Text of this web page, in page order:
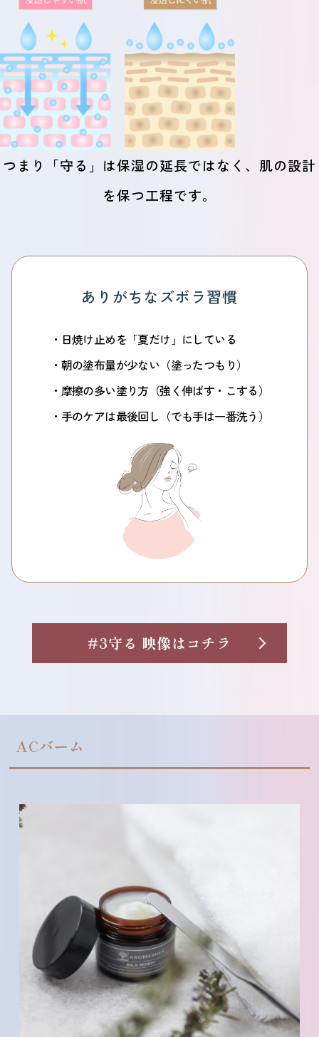
つまり「守る」は保湿の延長ではなく、肌の設計
を保つ工程です。
ありがちなズボラ習慣
日焼け止めを「夏だけ」にしている
朝の塗布量が少ない（塗ったつもり）
摩擦の多い塗り方（強く伸ばす・こする）
手のケアは最後回し（でも手は一番洗う）
#3守る 映像はコチラ
ACバーム